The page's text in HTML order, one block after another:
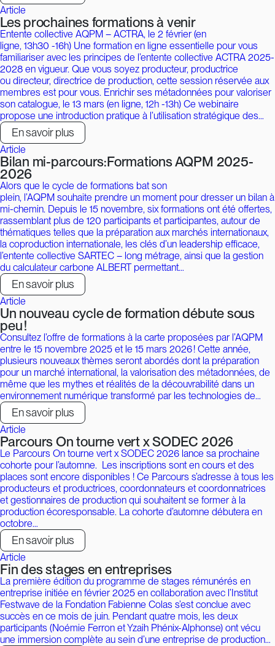
Article
Les prochaines formations à venir
Entente collective AQPM – ACTRA, le 2 février (en
ligne, 13h30 -16h) Une formation en ligne essentielle pour vous
familiariser avec les principes de l’entente collective ACTRA 2025-
2028 en vigueur. Que vous soyez producteur, productrice
ou directeur, directrice de production, cette session réservée aux
membres est pour vous. Enrichir ses métadonnées pour valoriser
son catalogue, le 13 mars (en ligne, 12h -13h) Ce webinaire
propose une introduction pratique à l’utilisation stratégique des…
En savoir plus
Article
Bilan mi-parcours:Formations AQPM 2025-
2026
Alors que le cycle de formations bat son
plein, l’AQPM souhaite prendre un moment pour dresser un bilan à
mi-chemin. Depuis le 15 novembre, six formations ont été offertes,
rassemblant plus de 120 participants et participantes, autour de
thématiques telles que la préparation aux marchés internationaux,
la coproduction internationale, les clés d’un leadership efficace,
l’entente collective SARTEC – long métrage, ainsi que la gestion
du calculateur carbone ALBERT permettant…
En savoir plus
Article
Un nouveau cycle de formation débute sous
peu !
Consultez l’offre de formations à la carte proposées par l’AQPM
entre le 15 novembre 2025 et le 15 mars 2026 ! Cette année,
plusieurs nouveaux thèmes seront abordés dont la préparation
pour un marché international, la valorisation des métadonnées, de
même que les mythes et réalités de la découvrabilité dans un
environnement numérique transformé par les technologies de…
En savoir plus
Article
Parcours On tourne vert x SODEC 2026
Le Parcours On tourne vert x SODEC 2026 lance sa prochaine
cohorte pour l’automne. Les inscriptions sont en cours et des
places sont encore disponibles ! Ce Parcours s’adresse à tous les
producteurs et productrices, coordonnateurs et coordonnatrices
et gestionnaires de production qui souhaitent se former à la
production écoresponsable. La cohorte d’automne débutera en
octobre…
En savoir plus
Article
Fin des stages en entreprises
La première édition du programme de stages rémunérés en
entreprise initiée en février 2025 en collaboration avec l’Institut
Festwave de la Fondation Fabienne Colas s’est conclue avec
succès en ce mois de juin. Pendant quatre mois, les deux
participants (Noémie Ferron et Yzaih Phénix-Alphonse) ont vécu
une immersion complète au sein d’une entreprise de production…